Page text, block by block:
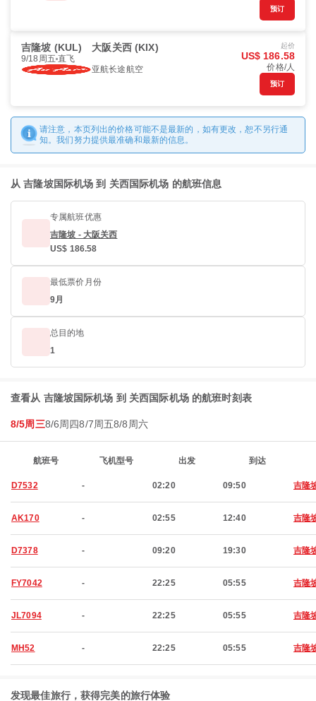
预订
吉隆坡 (KUL) 大阪关西 (KIX)
9/18周五 直飞
亚航长途航空
起价
US$ 186.58
价格/人
预订
请注意，本页列出的价格可能不是最新的，如有更改，恕不另行通
知。我们努力提供最准确和最新的信息。
从 吉隆坡国际机场 到 关西国际机场 的航班信息
专属航班优惠
吉隆坡 - 大阪关西
US$ 186.58
最低票价月份
9月
总目的地
1
查看从 吉隆坡国际机场 到 关西国际机场 的航班时刻表
8/5周三8/6周四8/7周五8/8周六
航班号 飞机型号 出发 到达
D7532 - 02:20 09:50 吉隆
AK170 - 02:55 12:40 吉隆
D7378 - 09:20 19:30 吉隆
FY7042 - 22:25 05:55 吉隆
JL7094 - 22:25 05:55 吉隆
MH52 - 22:25 05:55 吉隆
发现最佳旅行，获得完美的旅行体验